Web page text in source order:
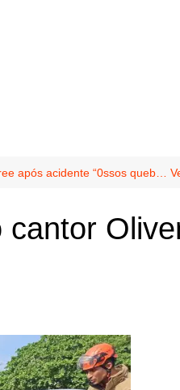
após acidente “0ssos queb…